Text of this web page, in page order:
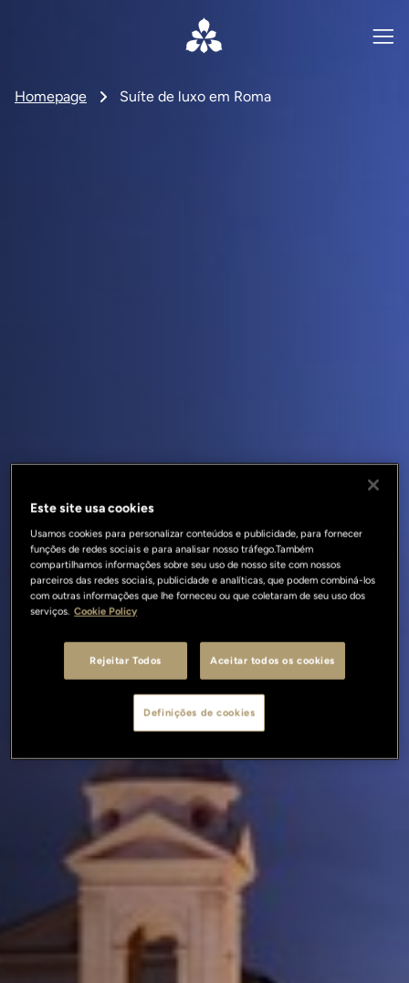
Homepage Suíte de luxo em Roma
Este site usa cookies
Usamos cookies para personalizar conteúdos e publicidade, para fornecer
funções de redes sociais e para analisar nosso tráfego.Também
compartilhamos informações sobre seu uso de nosso site com nossos
parceiros das redes sociais, publicidade e analíticas, que podem combiná-los
com outras informações que lhe forneceu ou que coletaram de seu uso dos
serviços. Cookie Policy
Rejeitar Todos Aceitar todos os cookies
Definições de cookies